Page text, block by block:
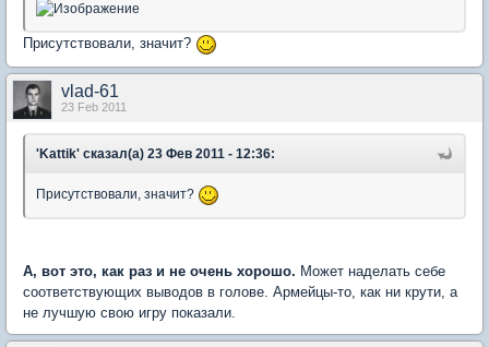
Присутствовали, значит?
vlad-61
23 Feb 2011
'Kattik' сказал(а) 23 Фев 2011 - 12:36:
Присутствовали, значит?
А, вот это, как раз и не очень хорошо. Может наделать себе
соответствующих выводов в голове. Армейцы-то, как ни крути, а
не лучшую свою игру показали.